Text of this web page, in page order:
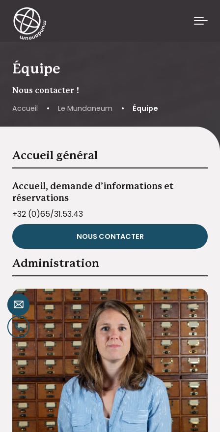
Skip to main content
Équipe
Nous contacter !
Accueil • Le Mundaneum • Équipe
Accueil général
Accueil, demande d’informations et
réservations
+32 (0)65/31.53.43
NOUS CONTACTER
Administration